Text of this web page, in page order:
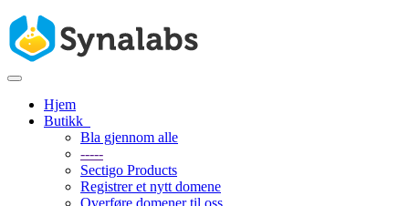
Bytt
navigasjon
Hjem
Butikk
Bla gjennom alle
-----
Sectigo Products
Registrer et nytt domene
Overføre domener til oss